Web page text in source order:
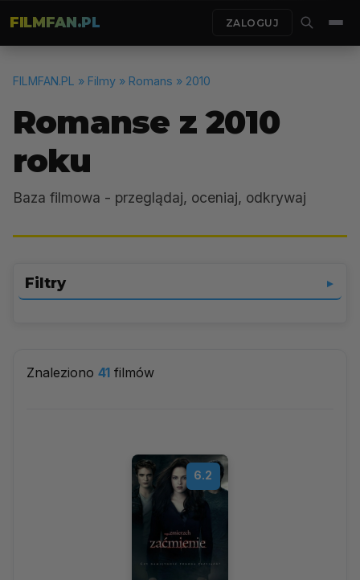
FILMFAN.PL ZALOGUJ
FILMFAN.PL » Filmy » Romans » 2010
Romanse z 2010
roku
Baza filmowa - przeglądaj, oceniaj, odkrywaj
Filtry ▼
Znaleziono 41 filmów
6.2